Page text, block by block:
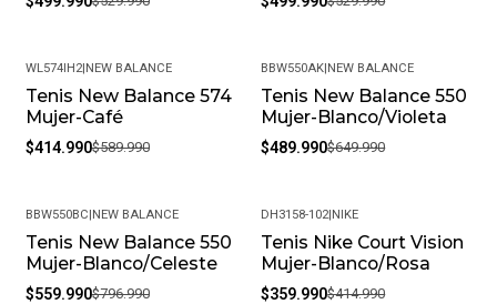
-30%
WL574IH2|NEW BALANCE
Tenis New Balance 574
Mujer-Café
$414.990$589.990
-25%
BBW550AK|NEW BALANCE
Tenis New Balance 550
Mujer-Blanco/Violeta
$489.990$649.990
-30%
BBW550BC|NEW BALANCE
Tenis New Balance 550
Mujer-Blanco/Celeste
$559.990$796.990
-13%
DH3158-102|NIKE
Tenis Nike Court Vision
Mujer-Blanco/Rosa
$359.990$414.990